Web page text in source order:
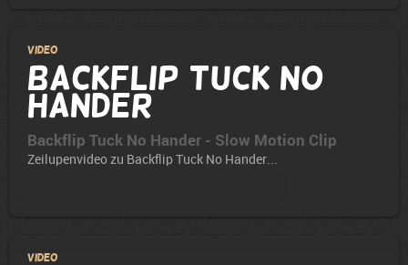
Video
Backflip Tuck No
Hander
Backflip Tuck No Hander - Slow Motion Clip
Zeilupenvideo zu Backflip Tuck No Hander...
Video